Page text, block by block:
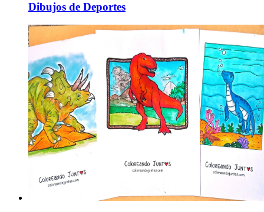
Dibujos de Deportes